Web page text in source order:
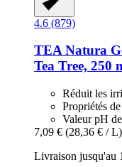
4.6 (879)
TEA Natura
Tea Tree, 250
Réduit les
Propriétés
Valeur pH
7,09 € (28,36 € / L)
Livraison jusqu'au